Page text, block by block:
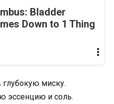
Bladder
Down to 1 Thing
глубокую миску.
эссенцию и соль.